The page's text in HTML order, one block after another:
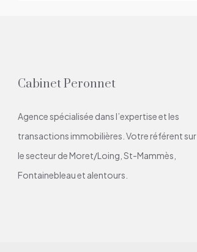
Cabinet Peronnet
Agence spécialisée dans l’expertise et les
transactions immobilières. Votre référent sur
le secteur de Moret/Loing, St-Mammès,
Fontainebleau et alentours.